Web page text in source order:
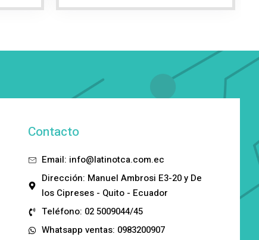
Contacto
Email: info@latinotca.com.ec
Dirección: Manuel Ambrosi E3-20 y De
los Cipreses - Quito - Ecuador
Teléfono: 02 5009044/45
Whatsapp ventas: 0983200907